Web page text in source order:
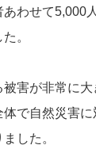
わせて5,000
。
害が非常に
で自然災害
した。